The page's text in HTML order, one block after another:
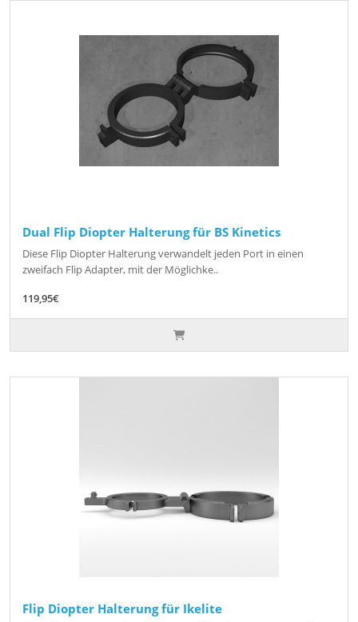
Dual Flip Diopter Halterung für BS Kinetics
Diese Flip Diopter Halterung verwandelt jeden Port in einen
zweifach Flip Adapter, mit der Möglichke..
119,95€
Flip Diopter Halterung für Ikelite